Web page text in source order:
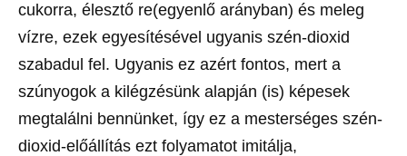
cukorra, élesztő re(egyenlő arányban) és meleg
vízre, ezek egyesítésével ugyanis szén-dioxid
szabadul fel. Ugyanis ez azért fontos, mert a
szúnyogok a kilégzésünk alapján (is) képesek
megtalálni bennünket, így ez a mesterséges szén-
dioxid-előállítás ezt folyamatot imitálja,